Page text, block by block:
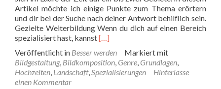
Artikel möchte ich einige Punkte zum Thema erörtern
und dir bei der Suche nach deiner Antwort behilflich sein.
Gezielte Weiterbildung Wenn du dich auf einen Bereich
spezialisiert hast, kannstRead
about
Sollte
man
[…]
Veröffentlicht in Besser werden
Markiert mit
Bildgestaltung, Bildkomposition, Genre, Grundlagen,
Hochzeiten, Landschaft,Spezialisierungen
Hinterlasse
einen Kommentar